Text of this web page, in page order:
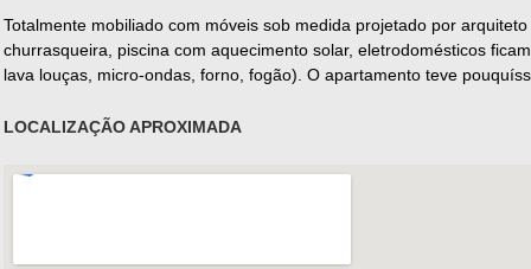
Totalmente mobiliado com móveis sob medida projetado por
churrasqueira, piscina com aquecimento solar, eletrodomésticos
lava louças, micro-ondas, forno, fogão). O apartamento teve
LOCALIZAÇÃO APROXIMADA